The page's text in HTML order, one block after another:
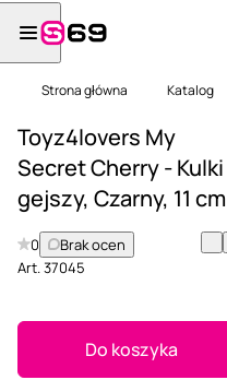
Strona główna Katalog
Toyz4lovers My
Secret Cherry - Kulki
gejszy, Czarny, 11 cm
0
Brak ocen
Art.37045
Do koszyka